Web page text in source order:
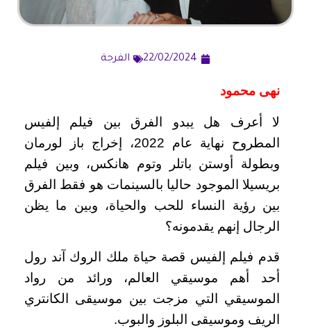
22/02/2024 الفرجة
نهى محمود
لا أعرف هل يبدو الفرق بين فيلم إلفيس
المطروح نهاية عام 2022، إخراج باز لورمان
وبطولة أوستن باتلر وتوم هانكس، وبين فيلم
بريسيلا الموجود حاليا بالسينمات هو فقط الفرق
بين رؤية النساء للحب والحياة، وبين ما يظن
الرجال إنهم يقدمونه؟
قدم فيلم إلفيس قصة حياة ملك الروك آند رول
أحد أهم موسيقي العالم، ورائد من رواد
الموسيقي التي مزجت بين موسيقى الكانتري
الريف وموسيقى البلوز والبوب.